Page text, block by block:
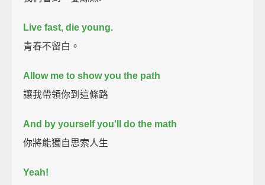
Live fast, die young.
青春不留白。
Allow me to show you the path
讓我帶領你到這條路
And by yourself you'll do the math
你將能獨自思索人生
Yeah!